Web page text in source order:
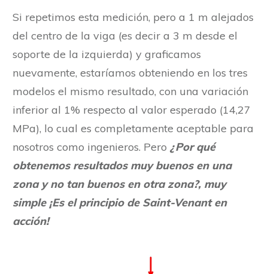
Si repetimos esta medición, pero a 1 m alejados
del centro de la viga (es decir a 3 m desde el
soporte de la izquierda) y graficamos
nuevamente, estaríamos obteniendo en los tres
modelos el mismo resultado, con una variación
inferior al 1% respecto al valor esperado (14,27
MPa), lo cual es completamente aceptable para
nosotros como ingenieros. Pero ¿Por qué
obtenemos resultados muy buenos en una
zona y no tan buenos en otra zona?, muy
simple ¡Es el principio de Saint-Venant en
acción!